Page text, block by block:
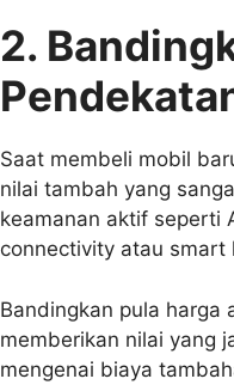
2.
Saat membeli mobil
nilai tambah yang
keamanan aktif seperti
connectivity atau smart
Bandingkan pula harga
memberikan nilai yang
mengenai biaya